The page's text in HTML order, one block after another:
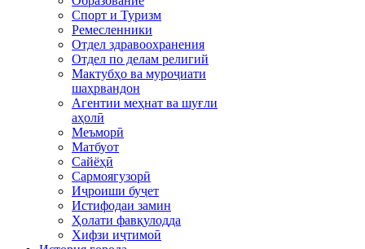
Спорт и Туризм
Ремесленники
Отдел здравоохранения
Отдел по делам религий
Мактубҳо ва муроҷиати
шаҳрвандон
Агентии меҳнат ва шуғли
аҳолӣ
Меъморӣ
Матбуот
Сайёҳӣ
Сармоягузорӣ
Иҷроиши буҷет
Истифодаи замин
Ҳолати фавқулодда
Хифзи иҷтимоӣ